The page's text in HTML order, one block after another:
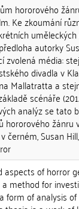
hororového
Ke zkoumání
autorky
zvolená média:
divadla v
Mallatratta a
scénáře
analýz se tato
hororového žánru
černém, Susan
of horror
method for
form of analysis